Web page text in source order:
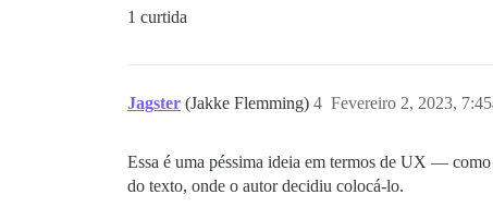
1 curtida
Jagster (Jakke Flemming) Fevereiro 2, 2023,
4
Essa é uma péssima ideia em termos de UX —
do texto, onde o autor decidiu colocá-lo.